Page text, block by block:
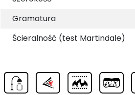
Gramatura
Ścieralność (test Martindale)